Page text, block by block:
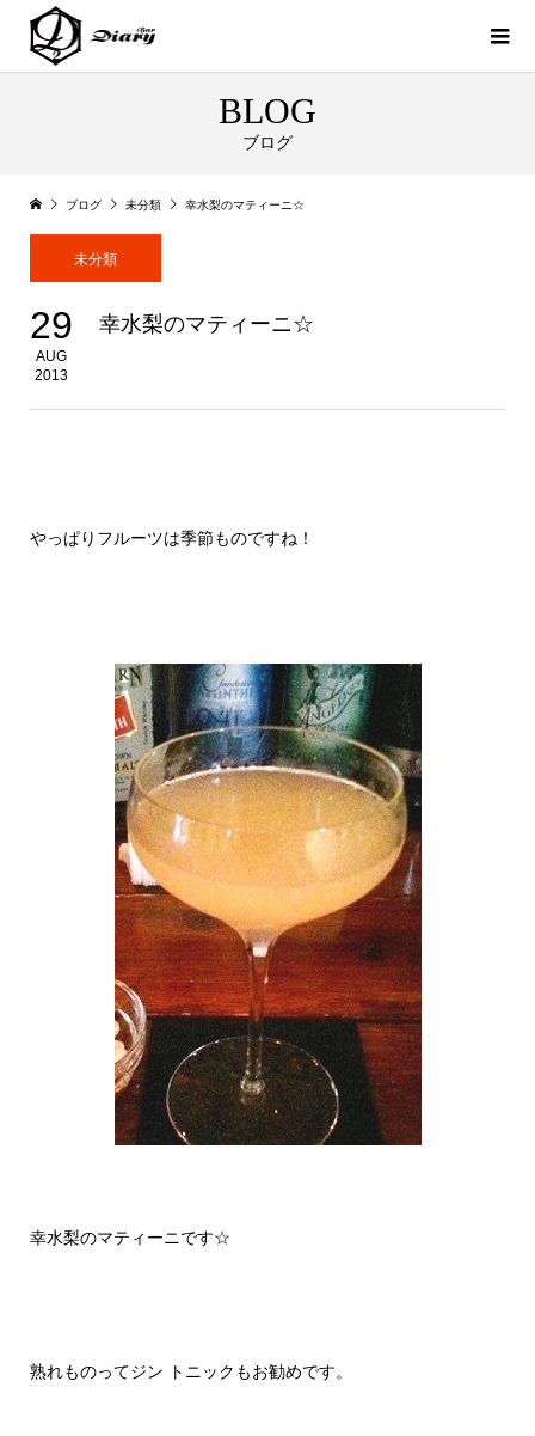
BLOG
ブログ
ブログ 未分類 幸水梨のマティーニ☆
未分類
29
AUG
2013
幸水梨のマティーニ☆
やっぱりフルーツは季節ものですね！
幸水梨のマティーニです☆
熟れものってジン トニックもお勧めです。